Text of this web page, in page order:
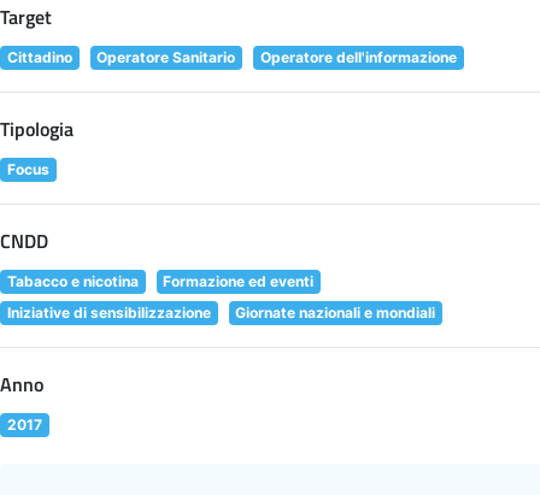
Target
Cittadino Operatore Sanitario Operatore dell'informazione
Tipologia
Focus
CNDD
Tabacco e nicotina
Formazione ed eventi
Iniziative di sensibilizzazione
Giornate nazionali e mondiali
Anno
2017